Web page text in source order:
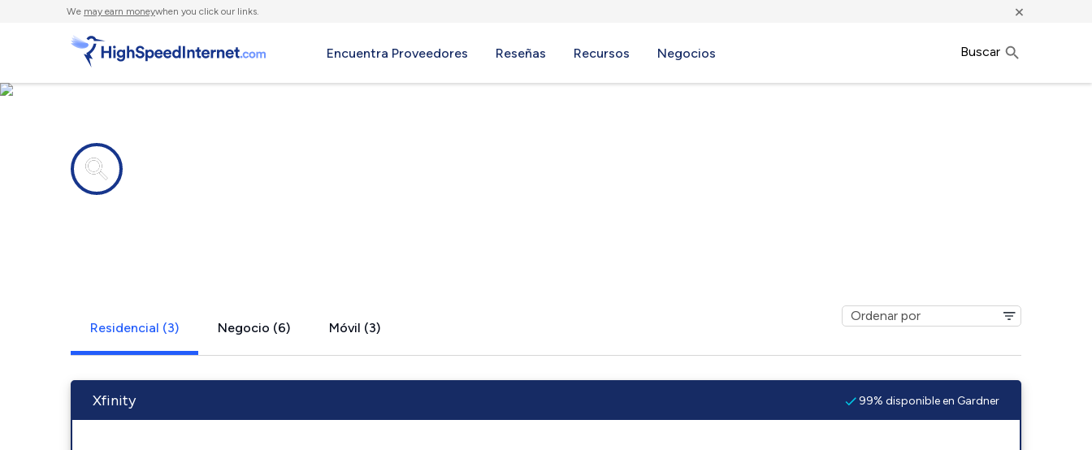
We may earn moneywhen you click our links. ×
Encuentra Proveedores Reseñas Recursos Negocios Buscar
Residencial (3) Negocio (6) Móvil (3)
Xfinity 99% disponible en Gardner